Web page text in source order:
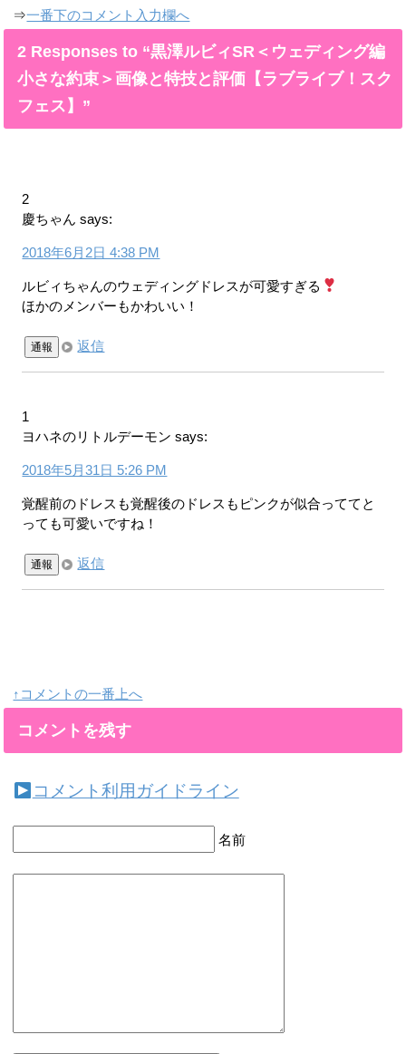
⇒一番下のコメント入力欄へ
2 Responses to “黒澤ルビィSR＜ウェディング編
小さな約束＞画像と特技と評価【ラブライブ！スク
フェス】”
2
慶ちゃん says:
2018年6月2日 4:38 PM
ルビィちゃんのウェディングドレスが可愛すぎる
ほかのメンバーもかわいい！
通報 返信
1
ヨハネのリトルデーモン says:
2018年5月31日 5:26 PM
覚醒前のドレスも覚醒後のドレスもピンクが似合っててと
っても可愛いですね！
通報 返信
↑コメントの一番上へ
コメントを残す
コメント利用ガイドライン
名前